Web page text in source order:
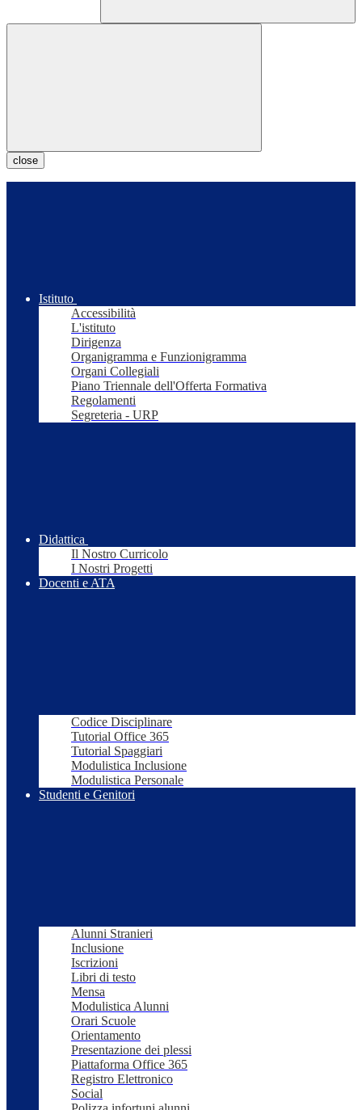
close
Istituto
Accessibilità
L'istituto
Dirigenza
Organigramma e Funzionigramma
Organi Collegiali
Piano Triennale dell'Offerta Formativa
Regolamenti
Segreteria - URP
Didattica
Il Nostro Curricolo
I Nostri Progetti
Docenti e ATA
Codice Disciplinare
Tutorial Office 365
Tutorial Spaggiari
Modulistica Inclusione
Modulistica Personale
Studenti e Genitori
Alunni Stranieri
Inclusione
Iscrizioni
Libri di testo
Mensa
Modulistica Alunni
Orari Scuole
Orientamento
Presentazione dei plessi
Piattaforma Office 365
Registro Elettronico
Social